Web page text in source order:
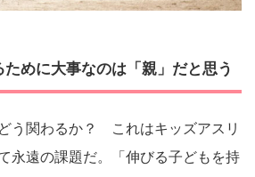
めに大事なのは「親」だと思う
う関わるか？ これはキッズアスリ
永遠の課題だ。「伸びる子どもを持